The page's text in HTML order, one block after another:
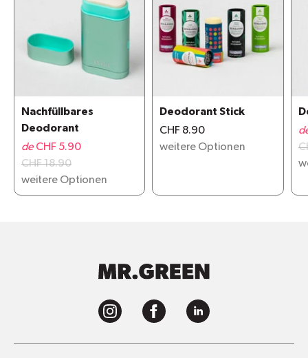
Nachfüllbares
Deodorant
de CHF 5.90
CHF 18.90
weitere Optionen
Deodorant Stick
CHF 8.90
weitere Optionen